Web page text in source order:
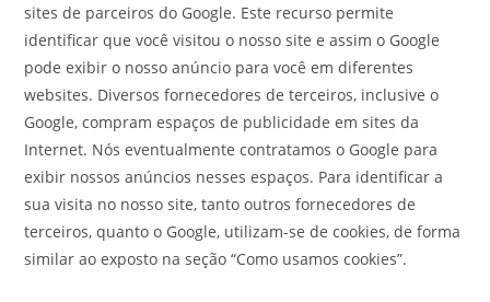
sites de parceiros do Google. Este recurso permite
identificar que você visitou o nosso site e assim o Google
pode exibir o nosso anúncio para você em diferentes
websites. Diversos fornecedores de terceiros, inclusive o
Google, compram espaços de publicidade em sites da
Internet. Nós eventualmente contratamos o Google para
exibir nossos anúncios nesses espaços. Para identificar a
sua visita no nosso site, tanto outros fornecedores de
terceiros, quanto o Google, utilizam-se de cookies, de forma
similar ao exposto na seção “Como usamos cookies”.